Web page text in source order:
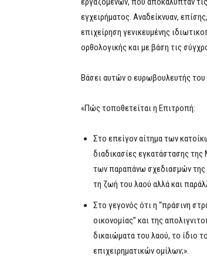
εγχειρήματος. Αναδείκνυαν,
επιχείρηση γενικευμένης
ορθολογικής και με βάση τις
Βάσει αυτών ο ευρωβουλευτής
«Πώς τοποθετείται η Επιτροπή:
Στο επείγον αίτημα των
διαδικασίες εγκατάστασης
των παραπάνω σχεδιασμών της
τη ζωή του λαού αλλά και
Στο γεγονός ότι η “πράσινη
οικονομίας” και της
δικαιώματα του λαού, το ίδιο
επιχειρηματικών ομίλων;».